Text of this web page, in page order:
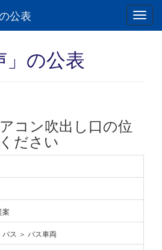
公表
」の公表
コン吹出し口の位
ださい
案
ス ＞ バス車両